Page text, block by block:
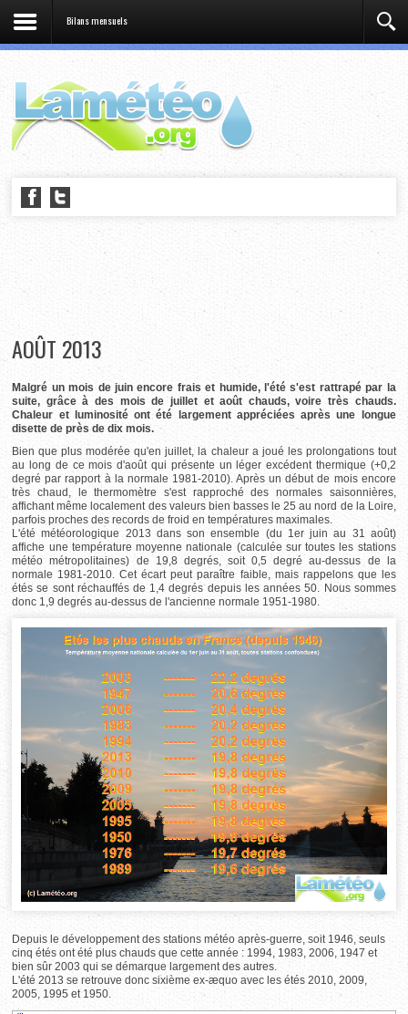
Bilans mensuels
AOÛT 2013
Malgré un mois de juin encore frais et humide, l'été s'est rattrapé par la
suite, grâce à des mois de juillet et août chauds, voire très chauds.
Chaleur et luminosité ont été largement appréciées après une longue
disette de près de dix mois.
Bien que plus modérée qu'en juillet, la chaleur a joué les prolongations tout
au long de ce mois d'août qui présente un léger excédent thermique (+0,2
degré par rapport à la normale 1981-2010). Après un début de mois encore
très chaud, le thermomètre s'est rapproché des normales saisonnières,
affichant même localement des valeurs bien basses le 25 au nord de la Loire,
parfois proches des records de froid en températures maximales.
L'été météorologique 2013 dans son ensemble (du 1er juin au 31 août)
affiche une température moyenne nationale (calculée sur toutes les stations
météo métropolitaines) de 19,8 degrés, soit 0,5 degré au-dessus de la
normale 1981-2010. Cet écart peut paraître faible, mais rappelons que les
étés se sont réchauffés de 1,4 degrés depuis les années 50. Nous sommes
donc 1,9 degrés au-dessus de l'ancienne normale 1951-1980.
Depuis le développement des stations météo après-guerre, soit 1946, seuls
cinq étés ont été plus chauds que cette année : 1994, 1983, 2006, 1947 et
bien sûr 2003 qui se démarque largement des autres.
L'été 2013 se retrouve donc sixième ex-æquo avec les étés 2010, 2009,
2005, 1995 et 1950.